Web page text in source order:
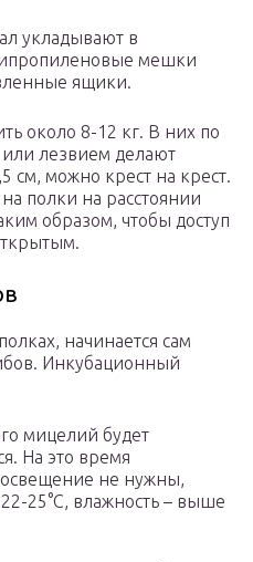
укладывают в
мешки
ящики.
около 8-12 кг. В них по
лезвием делают
см, можно крест на крест.
полки на расстоянии
образом, чтобы доступ
начинается сам
Инкубационный
мицелий будет
На это время
не нужны,
25°С, влажность – выше